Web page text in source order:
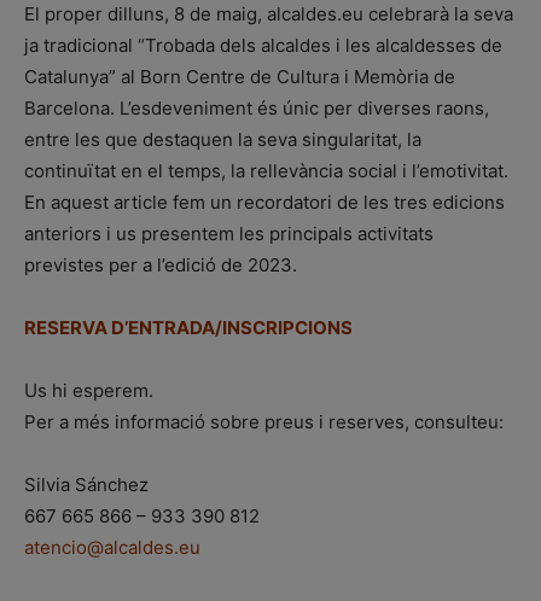
El proper dilluns, 8 de maig, alcaldes.eu celebrarà la seva
ja tradicional “Trobada dels alcaldes i les alcaldesses de
Catalunya” al Born Centre de Cultura i Memòria de
Barcelona. L’esdeveniment és únic per diverses raons,
entre les que destaquen la seva singularitat, la
continuïtat en el temps, la rellevància social i l’emotivitat.
En aquest article fem un recordatori de les tres edicions
anteriors i us presentem les principals activitats
previstes per a l’edició de 2023.
RESERVA D’ENTRADA/INSCRIPCIONS
Us hi esperem.
Per a més informació sobre preus i reserves, consulteu:
Silvia Sánchez
667 665 866 – 933 390 812
atencio@alcaldes.eu